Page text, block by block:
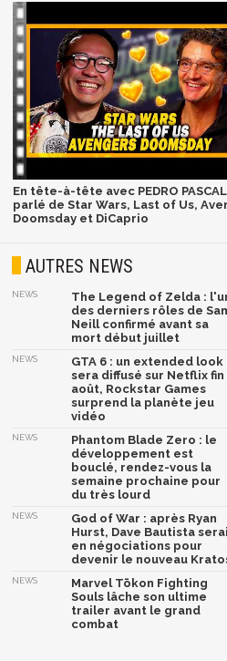
En tête-à-tête avec PEDRO
parlé de Star Wars, Last of Us,
Doomsday et DiCaprio
AUTRES NEWS
NEWS
The Legend of Zelda :
des derniers rôles de
Neill confirmé avant sa
mort début juillet
NEWS
GTA 6 : un extended look
sera diffusé sur Netflix fin
août, Rockstar Games
surprend la planète jeu
vidéo
NEWS
Phantom Blade Zero : le
développement est
bouclé, rendez-vous la
semaine prochaine pour
du très lourd
NEWS
God of War : après Ryan
Hurst, Dave Bautista
en négociations pour
devenir le nouveau
NEWS
Marvel Tōkon Fighting
Souls lâche son ultime
trailer avant le grand
combat